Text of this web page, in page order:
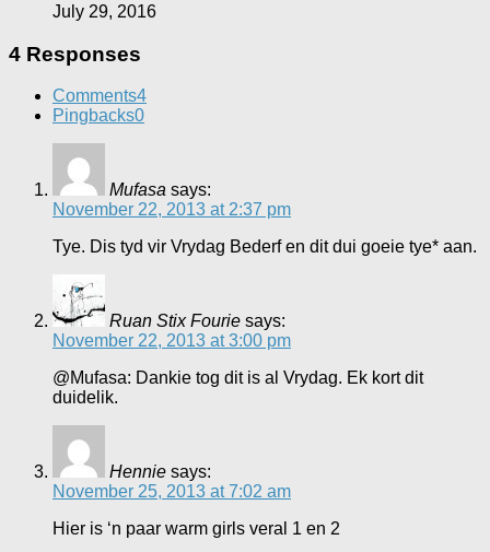
July 29, 2016
4 Responses
Comments4
Pingbacks0
Mufasa says:
November 22, 2013 at 2:37 pm
Tye. Dis tyd vir Vrydag Bederf en dit dui goeie tye* aan.
Ruan Stix Fourie says:
November 22, 2013 at 3:00 pm
@Mufasa: Dankie tog dit is al Vrydag. Ek kort dit
duidelik.
Hennie says:
November 25, 2013 at 7:02 am
Hier is ‘n paar warm girls veral 1 en 2